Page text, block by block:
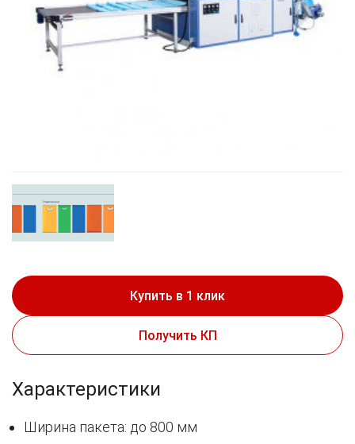
Купить в 1 клик
Получить КП
Характеристики
Ширина пакета: до 800 мм